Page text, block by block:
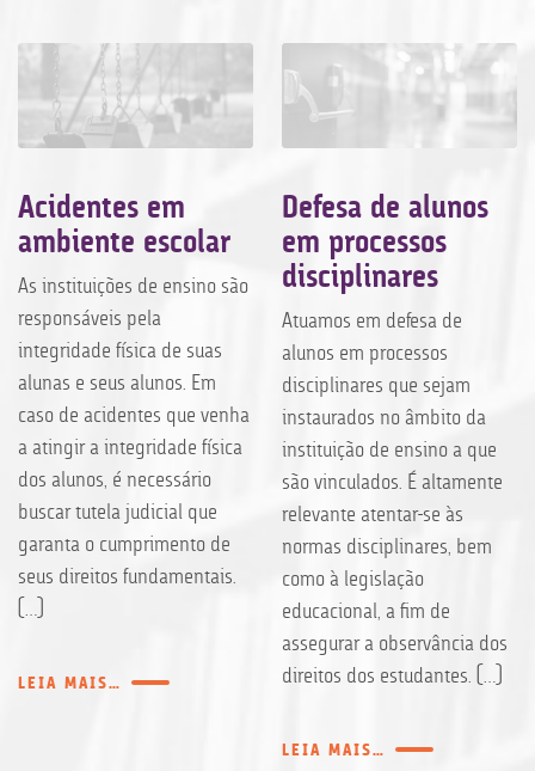
Acidentes em
ambiente escolar
As instituições de ensino são
responsáveis pela
integridade física de suas
alunas e seus alunos. Em
caso de acidentes que venha
a atingir a integridade física
dos alunos, é necessário
buscar tutela judicial que
garanta o cumprimento de
seus direitos fundamentais.
[…]
LEIA MAIS…
Defesa de alunos
em processos
disciplinares
Atuamos em defesa de
alunos em processos
disciplinares que sejam
instaurados no âmbito da
instituição de ensino a que
são vinculados. É altamente
relevante atentar-se às
normas disciplinares, bem
como à legislação
educacional, a fim de
assegurar a observância dos
direitos dos estudantes. […]
LEIA MAIS…